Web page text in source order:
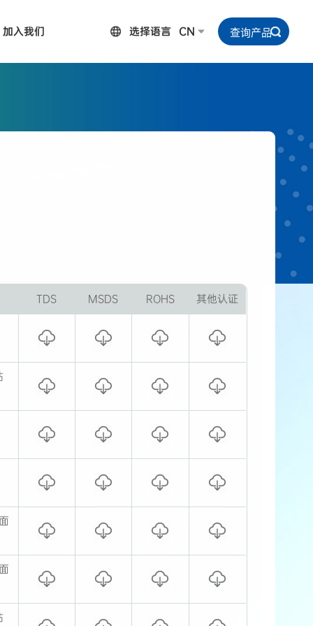
加入我们 选择语言 CN
TDS MSDS ROHS 其他认证